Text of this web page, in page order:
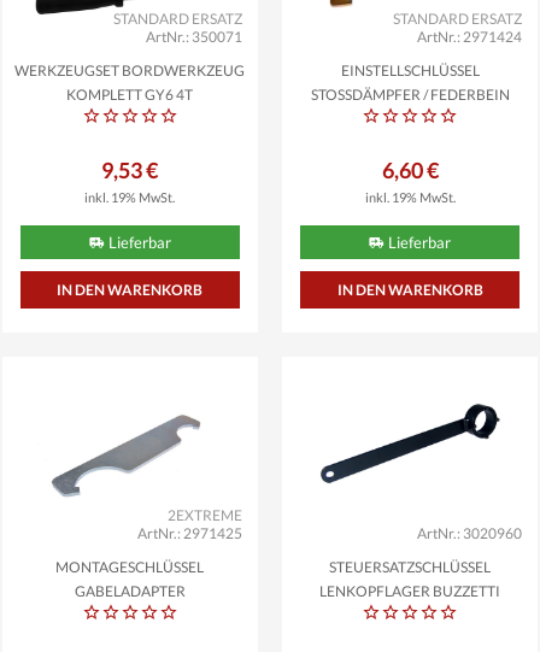
ArtNr.: 350071
STANDARD ERSATZ
WERKZEUGSET BORDWERKZEUG
KOMPLETT GY6 4T
9,53 €
inkl. 19% MwSt.
Lieferbar
ArtNr.: 2971424
STANDARD ERSATZ
EINSTELLSCHLÜSSEL
STOSSDÄMPFER / FEDERBEIN
6,60 €
inkl. 19% MwSt.
Lieferbar
ArtNr.: 2971425
2EXTREME
MONTAGESCHLÜSSEL
GABELADAPTER
ArtNr.: 3020960
STEUERSATZSCHLÜSSEL
LENKOPFLAGER BUZZETTI
PIAGGIO...